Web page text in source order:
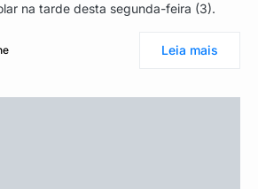
na tarde desta segunda-feira (3).
Leia mais